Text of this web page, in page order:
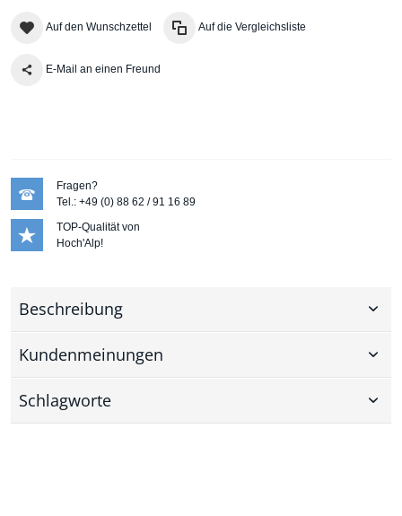
Auf den Wunschzettel Auf die Vergleichsliste
E-Mail an einen Freund
Fragen?
Tel.: +49 (0) 88 62 / 91 16 89
TOP-Qualität von
Hoch'Alp!
Beschreibung
Kundenmeinungen
Schlagworte